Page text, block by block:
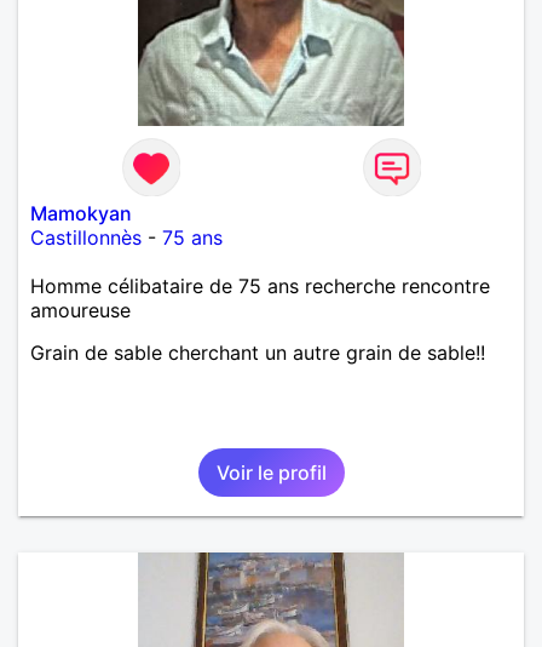
Mamokyan
Castillonnès - 75 ans
Homme célibataire de 75 ans recherche rencontre
amoureuse
Grain de sable cherchant un autre grain de sable!!
Voir le profil